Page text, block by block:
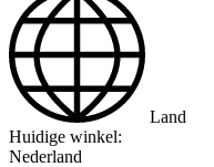
Land
Huidige winkel:
Nederland